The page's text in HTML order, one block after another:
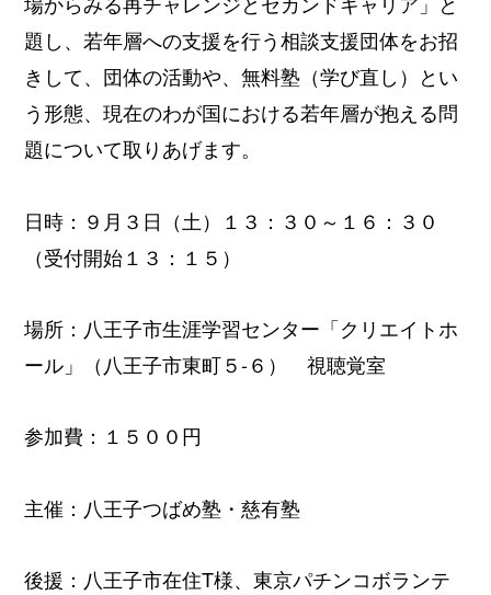
題し、若年層への支援を行う相談支援団体をお招
きして、 団体の活動や、無料塾（学び直し）とい
う形態、現在のわが国における若年層が抱える問
題について取りあげます。
日時：９月３日（土）１３：３０～１６：３０
（受付開始１３：１５）
場所：八王子市生涯学習センター「クリエイトホ
ール」（八王子市東町５-６） 視聴覚室
参加費：１５００円
主催：八王子つばめ塾・慈有塾
後援：八王子市在住T様、東京パチンコボランテ